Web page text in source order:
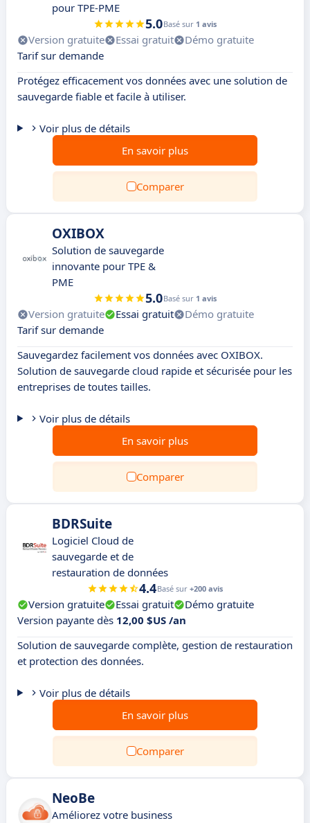
pour TPE-PME
5.0Basé sur 1 avis
Version gratuite Essai gratuit
Démo gratuite
Tarif sur demande
Protégez efficacement vos données avec une solution de
sauvegarde fiable et facile à utiliser.
Voir plus de détails
En savoir plus
Comparer
OXIBOX
Solution de sauvegarde
innovante pour TPE &
PME
5.0Basé sur 1 avis
Version gratuite Essai gratuit
Démo gratuite
Tarif sur demande
Sauvegardez facilement vos données avec OXIBOX.
Solution de sauvegarde cloud rapide et sécurisée pour les
entreprises de toutes tailles.
Voir plus de détails
En savoir plus
Comparer
BDRSuite
Logiciel Cloud de
sauvegarde et de
restauration de données
4.4Basé sur +200 avis
Version gratuite Essai gratuit
Démo gratuite
Version payante dès 12,00 $US /an
Solution de sauvegarde complète, gestion de restauration
et protection des données.
Voir plus de détails
En savoir plus
Comparer
NeoBe
Améliorez votre business